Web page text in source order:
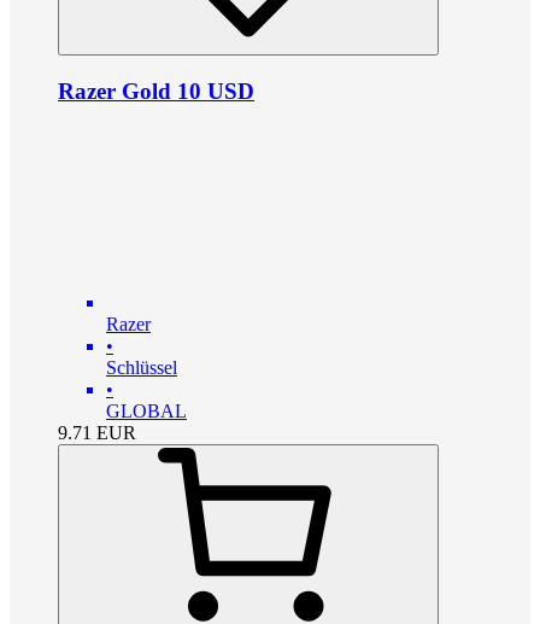
Razer Gold 10 USD
Razer
•
Schlüssel
•
GLOBAL
9.71 EUR